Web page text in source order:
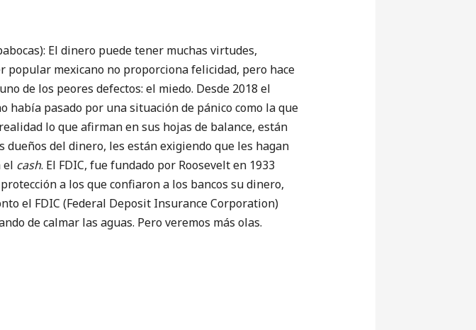
El dinero puede tener muchas virtudes,
popular mexicano no proporciona felicidad, pero hace
de los peores defectos: el miedo. Desde 2018 el
había pasado por una situación de pánico como la que
lo que afirman en sus hojas de balance, están
del dinero, les están exigiendo que les hagan
el cash. El FDIC, fue fundado por Roosevelt en 1933
a los que confiaron a los bancos su dinero,
el FDIC (Federal Deposit Insurance Corporation)
de calmar las aguas. Pero veremos más olas.